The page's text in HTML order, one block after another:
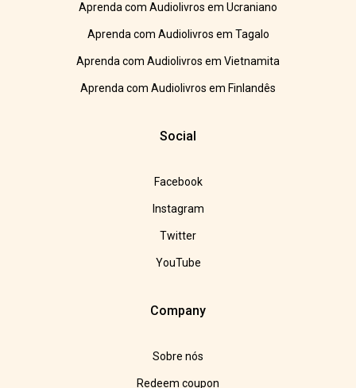
Aprenda com Audiolivros em Ucraniano
Aprenda com Audiolivros em Tagalo
Aprenda com Audiolivros em Vietnamita
Aprenda com Audiolivros em Finlandês
Social
Facebook
Instagram
Twitter
YouTube
Company
Sobre nós
Redeem coupon